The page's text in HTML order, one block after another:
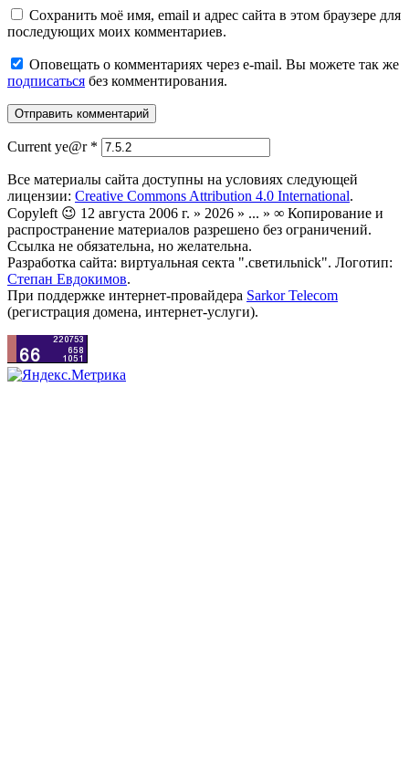
Сохранить моё имя, email и адрес сайта в этом браузере для
последующих моих комментариев.
Оповещать о комментариях через e-mail. Вы можете так же
подписаться без комментирования.
Current ye@r *
Все материалы сайта доступны на условиях следующей
лицензии: Creative Commons Attribution 4.0 International.
Copyleft 😉 12 августа 2006 г. » 2026 » ... » ∞ Копирование и
распространение материалов разрешено без ограничений.
Ссылка не обязательна, но желательна.
Разработка сайта: виртуальная секта ".светильnick". Логотип:
Степан Евдокимов.
При поддержке интернет-провайдера Sarkor Telecom
(регистрация домена, интернет-услуги).